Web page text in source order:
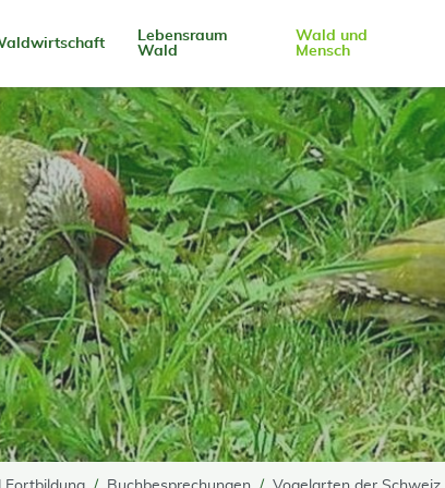
Lebensraum
Wald
Wald und
Mensch